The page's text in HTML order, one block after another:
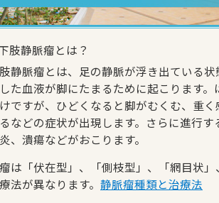
肢静脈瘤とは？
静脈瘤とは、足の静脈が浮き出ている状
た血液が脚にたまるために起こります
ですが、ひどくなると脚がむくむ、重
などの症状が出現します。さらに進行
、潰瘍などがおこります。
は「伏在型」、「側枝型」、「網目状
法が異なります。 静脈瘤種類と治療法